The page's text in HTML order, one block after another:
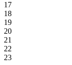
17
18
19
20
21
22
23